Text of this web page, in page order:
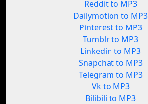
Reddit to MP3
Dailymotion to MP3
Pinterest to MP3
Tumblr to MP3
Linkedin to MP3
Snapchat to MP3
Telegram to MP3
Vk to MP3
Bilibili to MP3